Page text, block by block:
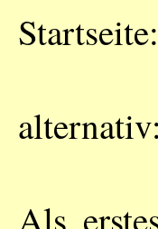
Startseite:
alternativ:
Als